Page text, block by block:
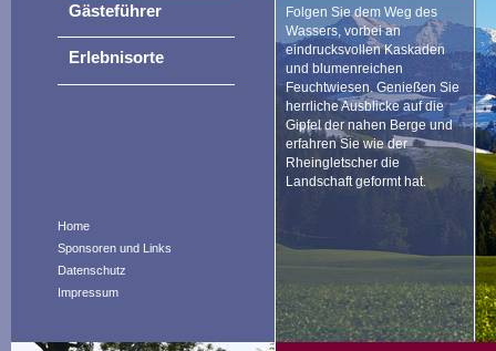
Home
Sponsoren und Links
Datenschutz
Impressum
Folgen Sie dem Weg des
Wassers, vorbei an
eindrucksvollen Kaskaden
und blumenreichen
Feuchtwiesen. Genießen Sie
herrliche Ausblicke auf die
Gipfel der nahen Berge und
erfahren Sie wie der
Rheingletscher die
Landschaft geformt hat.
Gästeführer
Erlebnisorte